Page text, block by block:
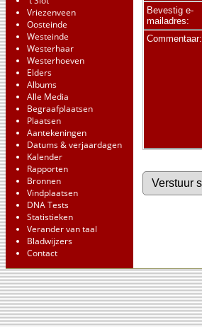
Vriezenveen
Oosteinde
Westeinde
Westerhaar
Westerhoeven
Elders
Albums
Alle Media
Begraafplaatsen
Plaatsen
Aantekeningen
Datums & verjaardagen
Kalender
Rapporten
Bronnen
Vindplaatsen
DNA Tests
Statistieken
Verander van taal
Bladwijzers
Contact
Bevestig e-
mailadres:
Commentaar: